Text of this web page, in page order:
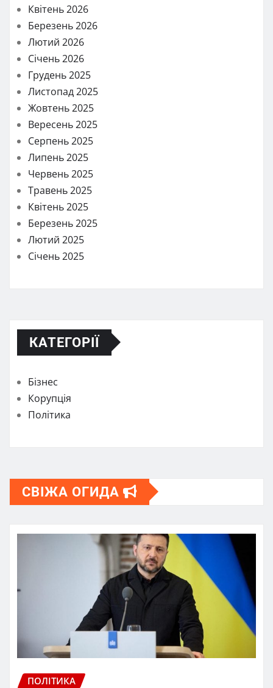
Квітень 2026
Березень 2026
Лютий 2026
Січень 2026
Грудень 2025
Листопад 2025
Жовтень 2025
Вересень 2025
Серпень 2025
Липень 2025
Червень 2025
Травень 2025
Квітень 2025
Березень 2025
Лютий 2025
Січень 2025
КАТЕГОРІЇ
Бізнес
Корупція
Політика
СВІЖА ОГИДА
ПОЛІТИКА